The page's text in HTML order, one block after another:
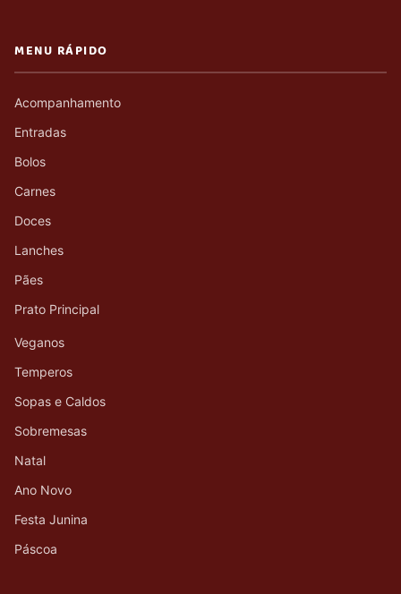
MENU RÁPIDO
Acompanhamento
Entradas
Bolos
Carnes
Doces
Lanches
Pães
Prato Principal
Veganos
Temperos
Sopas e Caldos
Sobremesas
Natal
Ano Novo
Festa Junina
Páscoa